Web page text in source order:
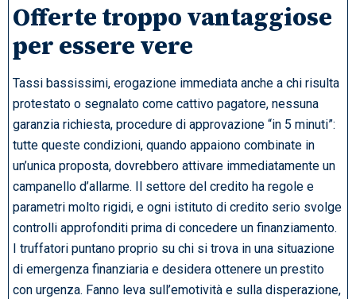
Offerte troppo vantaggiose
per essere vere
Tassi bassissimi, erogazione immediata anche a chi risulta
protestato o segnalato come cattivo pagatore, nessuna
garanzia richiesta, procedure di approvazione “in 5 minuti”:
tutte queste condizioni, quando appaiono combinate in
un’unica proposta, dovrebbero attivare immediatamente un
campanello d’allarme. Il settore del credito ha regole e
parametri molto rigidi, e ogni istituto di credito serio svolge
controlli approfonditi prima di concedere un finanziamento.
I truffatori puntano proprio su chi si trova in una situazione
di emergenza finanziaria e desidera ottenere un prestito
con urgenza. Fanno leva sull’emotività e sulla disperazione,